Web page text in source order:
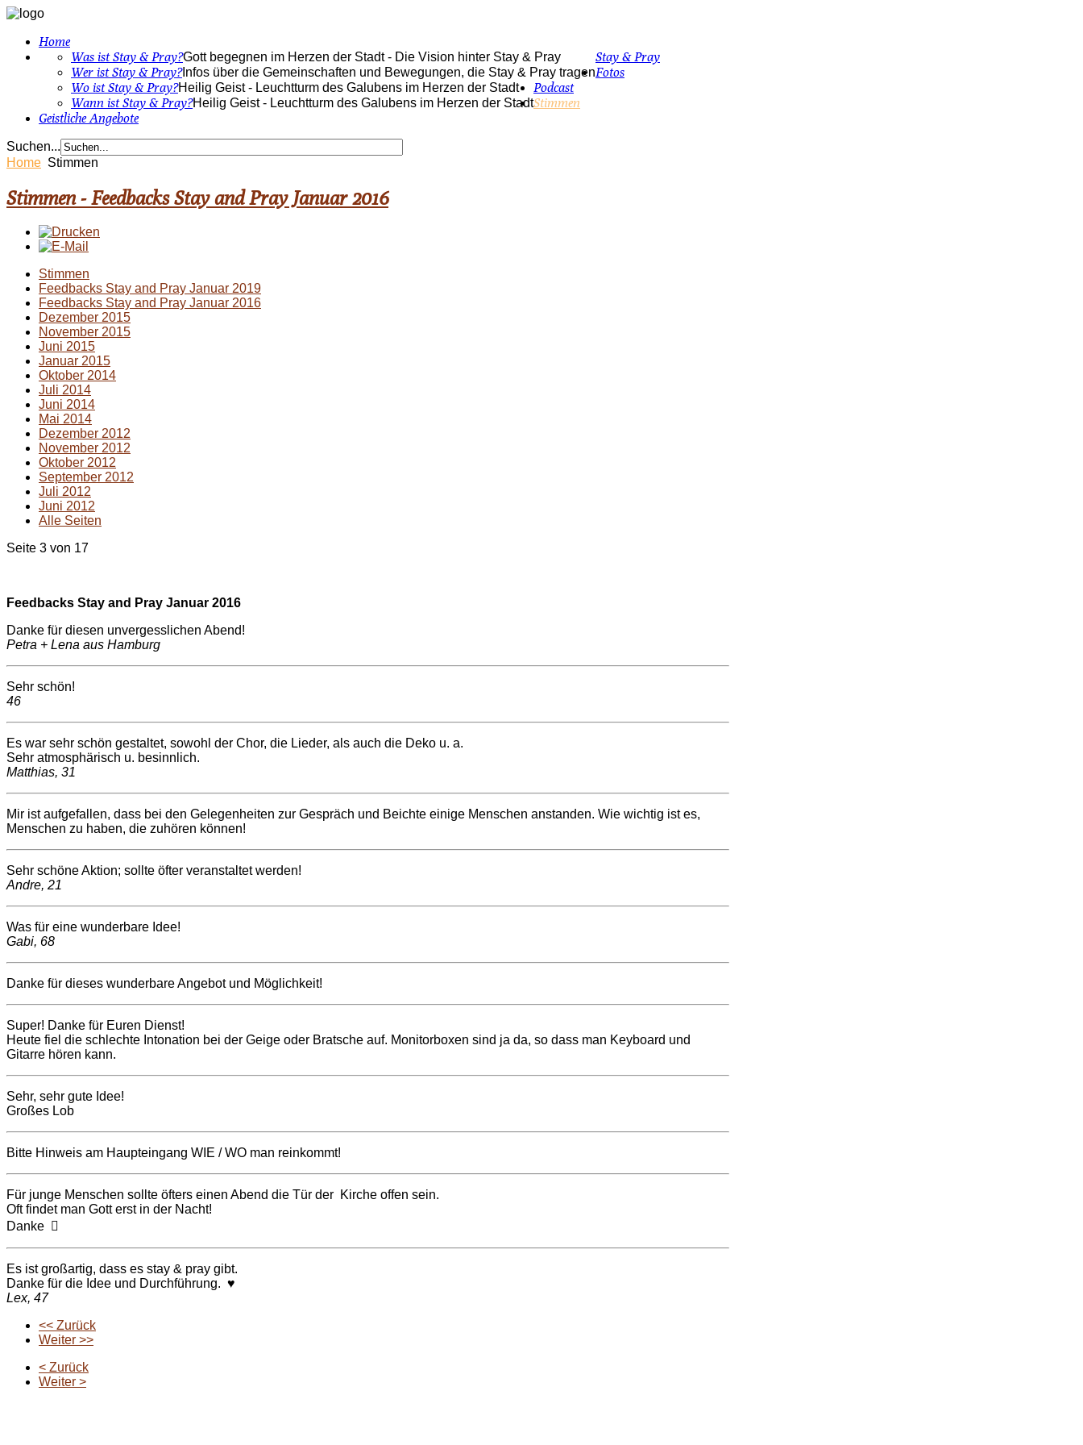
Home
Stay & Pray
Was ist Stay & Pray?Gott begegnen im Herzen der Stadt - Die Vision hinter Stay & Pray
Wer ist Stay & Pray?Infos über die Gemeinschaften und Bewegungen, die Stay & Pray tragen
Wo ist Stay & Pray?Heilig Geist - Leuchtturm des Galubens im Herzen der Stadt
Wann ist Stay & Pray?Heilig Geist - Leuchtturm des Galubens im Herzen der Stadt
Fotos
Podcast
Stimmen
Geistliche Angebote
Suchen...
Home Stimmen
Stimmen - Feedbacks Stay and Pray Januar 2016
Stimmen
Feedbacks Stay and Pray Januar 2019
Feedbacks Stay and Pray Januar 2016
Dezember 2015
November 2015
Juni 2015
Januar 2015
Oktober 2014
Juli 2014
Juni 2014
Mai 2014
Dezember 2012
November 2012
Oktober 2012
September 2012
Juli 2012
Juni 2012
Alle Seiten
Seite 3 von 17
Feedbacks Stay and Pray Januar 2016
Danke für diesen unvergesslichen Abend!
Petra + Lena aus Hamburg
Sehr schön!
46
Es war sehr schön gestaltet, sowohl der Chor, die Lieder, als auch die Deko u. a.
Sehr atmosphärisch u. besinnlich.
Matthias, 31
Mir ist aufgefallen, dass bei den Gelegenheiten zur Gespräch und Beichte einige Menschen anstanden. Wie wichtig ist es,
Menschen zu haben, die zuhören können!
Sehr schöne Aktion; sollte öfter veranstaltet werden!
Andre, 21
Was für eine wunderbare Idee!
Gabi, 68
Danke für dieses wunderbare Angebot und Möglichkeit!
Super! Danke für Euren Dienst!
Heute fiel die schlechte Intonation bei der Geige oder Bratsche auf. Monitorboxen sind ja da, so dass man Keyboard und
Gitarre hören kann.
Sehr, sehr gute Idee!
Großes Lob
Bitte Hinweis am Haupteingang WIE / WO man reinkommt!
Für junge Menschen sollte öfters einen Abend die Tür der Kirche offen sein.
Oft findet man Gott erst in der Nacht!
Danke 
Es ist großartig, dass es stay & pray gibt.
Danke für die Idee und Durchführung. ♥
Lex, 47
<< Zurück
Weiter >>
< Zurück
Weiter >